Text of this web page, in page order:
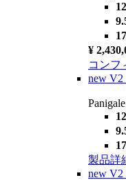
¥
コンフ
new V2
製品詳
new V2